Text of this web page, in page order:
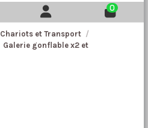
0
Chariots et Transport
Galerie gonflable x2 et